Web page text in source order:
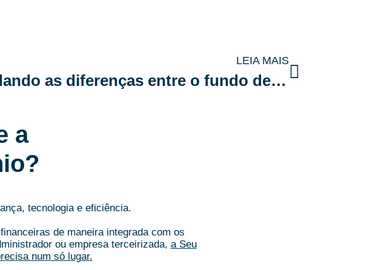
LEIA MAIS
Desvendando as diferenças entre o fundo de reserva e o fundo de obras
a
tecnologia e eficiência.
de maneira integrada com os
ou empresa terceirizada, a Seu
num só lugar.